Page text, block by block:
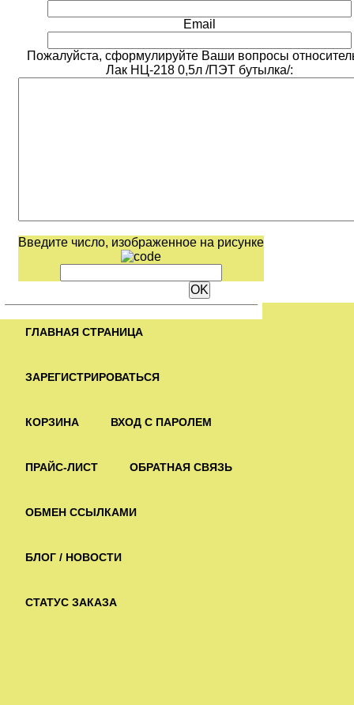
Email
Пожалуйста, сформулируйте Ваши вопросы
Лак НЦ-218 0,5л /ПЭТ бутылка/:
Введите число, изображенное на рисунке
ГЛАВНАЯ СТРАНИЦА
ЗАРЕГИСТРИРОВАТЬСЯ
КОРЗИНА ВХОД С ПАРОЛЕМ
ПРАЙС-ЛИСТ ОБРАТНАЯ СВЯЗЬ
ОБМЕН ССЫЛКАМИ
БЛОГ / НОВОСТИ
СТАТУС ЗАКАЗА